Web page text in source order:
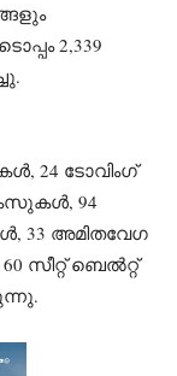
2,339
24 ടോവിംഗ്
94
അമിതവേഗ
സീറ്റ് ബെൽറ്റ്